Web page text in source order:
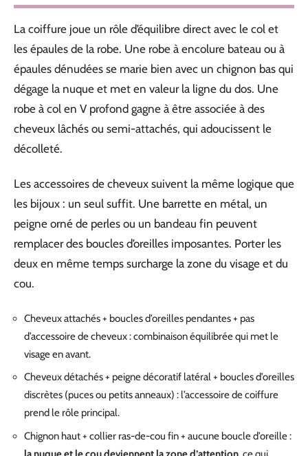
La coiffure joue un rôle d’équilibre direct avec le col et
les épaules de la robe. Une robe à encolure bateau ou à
épaules dénudées se marie bien avec un chignon bas qui
dégage la nuque et met en valeur la ligne du dos. Une
robe à col en V profond gagne à être associée à des
cheveux lâchés ou semi-attachés, qui adoucissent le
décolleté.
Les accessoires de cheveux suivent la même logique que
les bijoux : un seul suffit. Une barrette en métal, un
peigne orné de perles ou un bandeau fin peuvent
remplacer des boucles d’oreilles imposantes. Porter les
deux en même temps surcharge la zone du visage et du
cou.
Cheveux attachés + boucles d’oreilles pendantes + pas
d’accessoire de cheveux : combinaison équilibrée qui met le
visage en avant.
Cheveux détachés + peigne décoratif latéral + boucles d’oreilles
discrètes (puces ou petits anneaux) : l’accessoire de coiffure
prend le rôle principal.
Chignon haut + collier ras-de-cou fin + aucune boucle d’oreille :